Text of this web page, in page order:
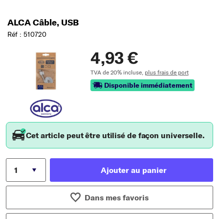
ALCA Câble, USB
Réf : 510720
4,93 €
TVA de 20% incluse, plus frais de port
Disponible immédiatement
Cet article peut être utilisé de façon universelle.
Ajouter au panier
Dans mes favoris